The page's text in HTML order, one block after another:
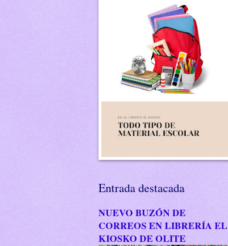
Entrada destacada
NUEVO BUZÓN DE
CORREOS EN LIBRERÍA EL
KIOSKO DE OLITE